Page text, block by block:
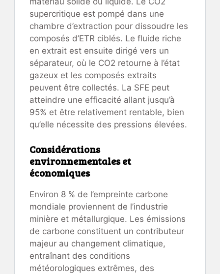
supercritique est pompé dans une
chambre d’extraction pour dissoudre les
composés d’ETR ciblés. Le fluide riche
en extrait est ensuite dirigé vers un
séparateur, où le CO2 retourne à l’état
gazeux et les composés extraits
peuvent être collectés. La SFE peut
atteindre une efficacité allant jusqu’à
95% et être relativement rentable, bien
qu’elle nécessite des pressions élevées.
Considérations
environnementales et
économiques
Environ 8 % de l’empreinte carbone
mondiale proviennent de l’industrie
minière et métallurgique. Les émissions
de carbone constituent un contributeur
majeur au changement climatique,
entraînant des conditions
météorologiques extrêmes, des